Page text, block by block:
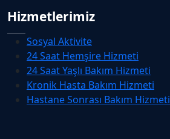
Hizmetlerimiz
Sosyal Aktivite
24 Saat Hemşire Hizmeti
24 Saat Yaşlı Bakım Hizmeti
Kronik Hasta Bakım Hizmeti
Hastane Sonrası Bakım Hizmeti